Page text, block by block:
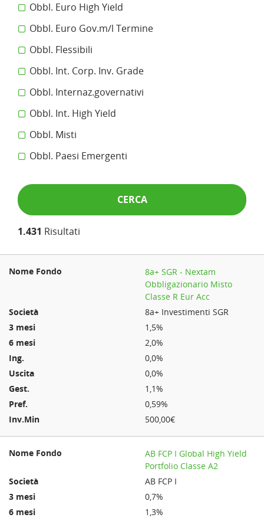
Obbl. Euro High Yield
Obbl. Euro Gov.m/l Termine
Obbl. Flessibili
Obbl. Int. Corp. Inv. Grade
Obbl. Internaz.governativi
Obbl. Int. High Yield
Obbl. Misti
Obbl. Paesi Emergenti
CERCA
1.431 Risultati
8a+ SGR - Nextam
Obbligazionario Misto
Classe R Eur Acc
8a+ Investimenti SGR
1,5%
2,0%
0,0%
0,0%
1,1%
0,59%
500,00€
AB FCP I Global High Yield
Portfolio Classe A2
AB FCP I
0,7%
1,3%